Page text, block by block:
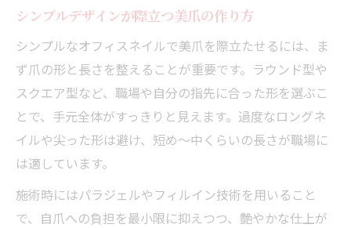
シンプルデザインが際立つ美爪の作り方
シンプルなオフィスネイルで美爪を際立たせるには、ま
ず爪の形と長さを整えることが重要です。ラウンド型や
スクエア型など、職場や自分の指先に合った形を選ぶこ
とで、手元全体がすっきりと見えます。過度なロングネ
イルや尖った形は避け、短め〜中くらいの長さが職場に
は適しています。
施術時にはパラジェルやフィルイン技術を用いること
で、自爪への負担を最小限に抑えつつ、艶やかな仕上が